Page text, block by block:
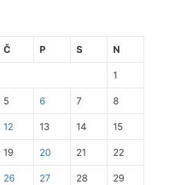
Č P S N
1
5 6 7 8
12 13 14 15
19 20 21 22
26 27 28 29